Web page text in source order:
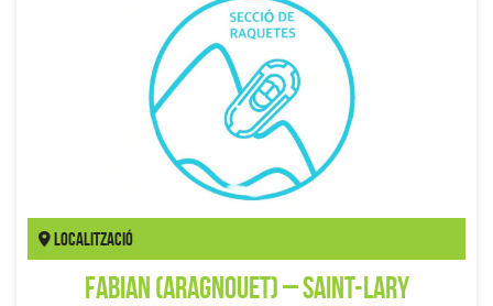
Localització
Fabian (Aragnouet) – Saint-Lary